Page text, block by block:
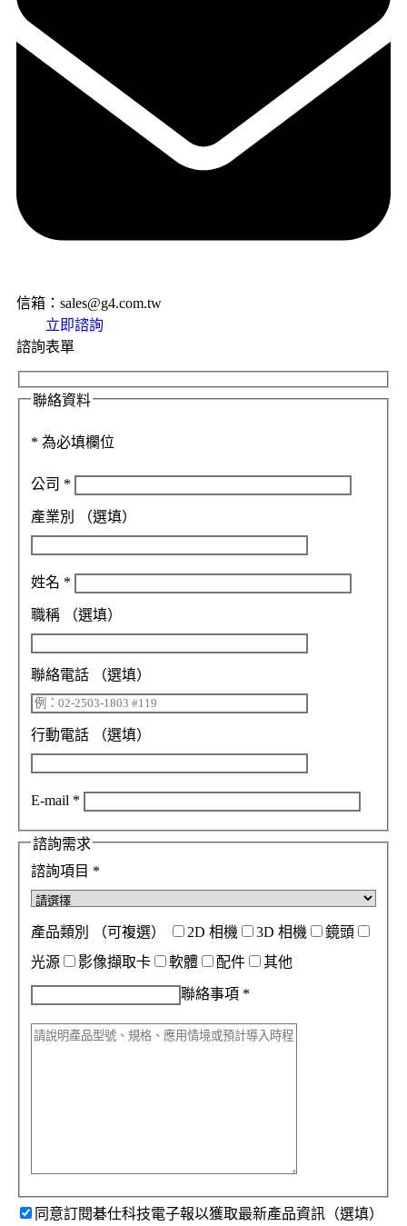
信箱：sales@g4.com.tw
立即諮詢
諮詢表單
聯絡資料
* 為必填欄位
公司 *
產業別 （選填）
姓名 *
職稱 （選填）
聯絡電話 （選填）
行動電話 （選填）
E-mail *
諮詢需求
諮詢項目 *
產品類別 （可複選） 2D 相機 3D 相機
鏡頭
光源
影像擷取卡 軟體 配件 其他
聯絡事項 *
同意訂閱碁仕科技電子報以獲取最新產品資訊（選填）